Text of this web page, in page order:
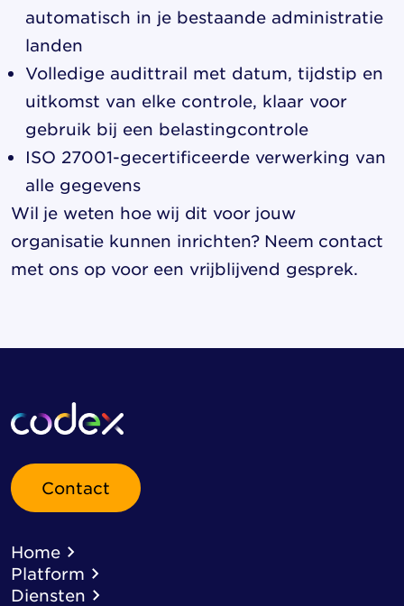
automatisch in je bestaande administratie
landen
Volledige audittrail met datum, tijdstip en
uitkomst van elke controle, klaar voor
gebruik bij een belastingcontrole
ISO 27001-gecertificeerde verwerking van
alle gegevens
Wil je weten hoe wij dit voor jouw
organisatie kunnen inrichten? Neem contact
met ons op voor een vrijblijvend gesprek.
Contact
Home
Platform
Diensten